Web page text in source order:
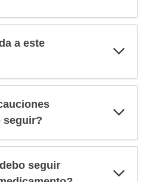
a este
seguir?
seguir